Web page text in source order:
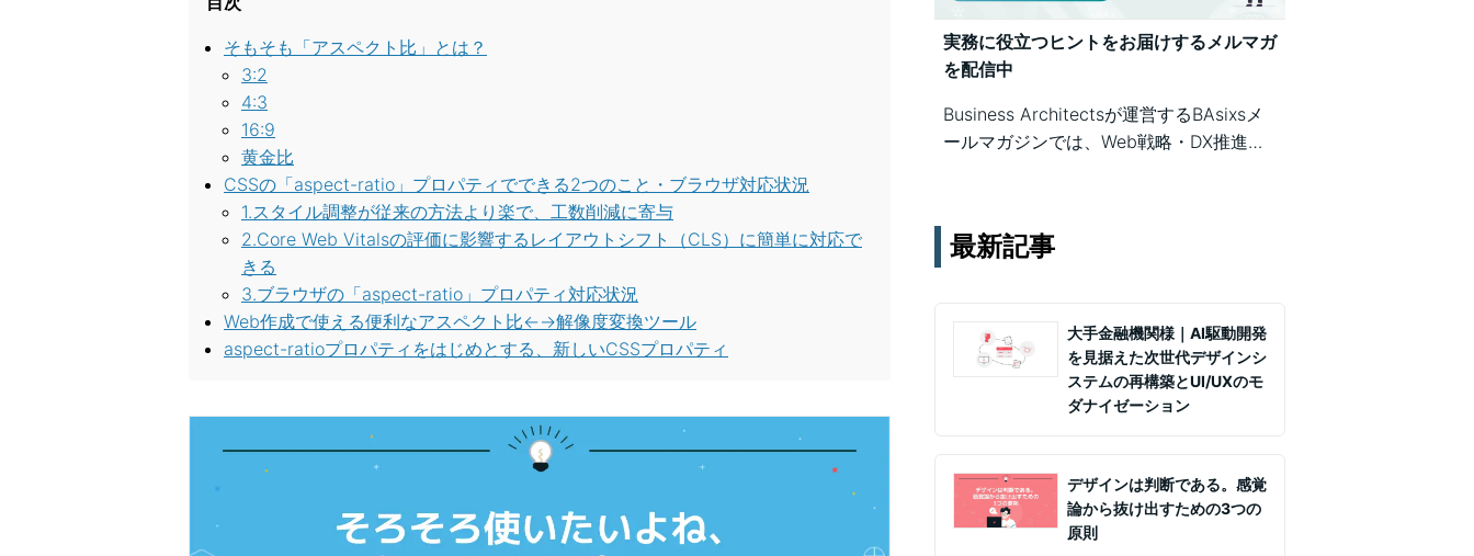
そもそも「アスペクト比」とは？
3:2
4:3
16:9
黄金比
CSSの「aspect-ratio」プロパティでできる2つのこと・ブラウザ対応状況
1.スタイル調整が従来の方法より楽で、工数削減に寄与
2.Core Web Vitalsの評価に影響するレイアウトシフト（CLS）に簡単に対応で
きる
3.ブラウザの「aspect-ratio」プロパティ対応状況
Web作成で使える便利なアスペクト比←→解像度変換ツール
aspect-ratioプロパティをはじめとする、新しいCSSプロパティ
実務に役立つヒントをお届けするメルマガ
を配信中
Business Architectsが運営するBAsixsメ
ールマガジンでは、Web戦略・DX推進・
通じて課題解決を支援します。
最新記事
大手金融機関様｜AI駆動開発
を見据えた次世代デザインシ
ステムの再構築とUI/UXのモ
ダナイゼーション
デザインは判断である。感覚
論から抜け出すための3つの
原則